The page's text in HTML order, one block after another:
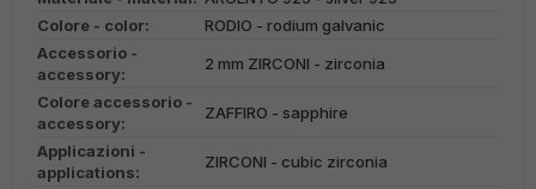
Colore - color:
RODIO - rodium galvanic
Accessorio -
accessory:
2 mm ZIRCONI - zirconia
Colore accessorio -
accessory:
ZAFFIRO - sapphire
Applicazioni -
applications:
ZIRCONI - cubic zirconia